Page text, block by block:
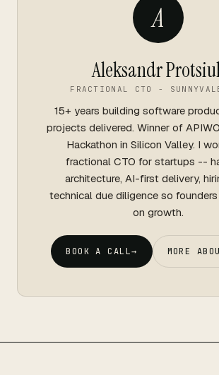
A
Aleksandr
FRACTIONAL CTO -
15+ years building software
projects delivered. Winner of
Hackathon in Silicon Valley. I
fractional CTO for startups --
architecture, AI-first delivery,
technical due diligence so
on growth.
BOOK A CALL→ MORE